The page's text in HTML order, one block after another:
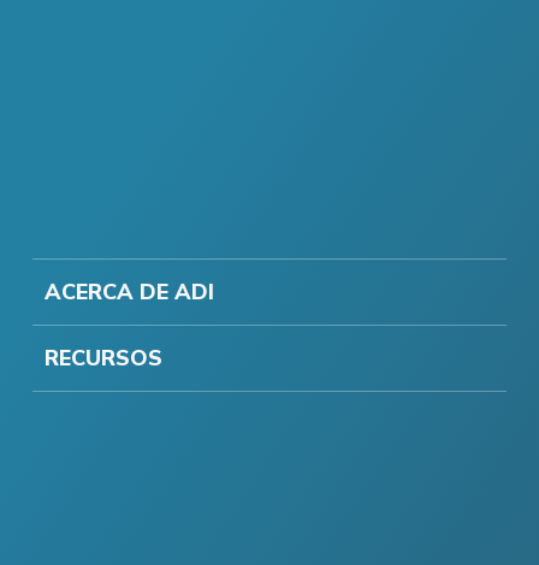
ACERCA DE ADI
RECURSOS